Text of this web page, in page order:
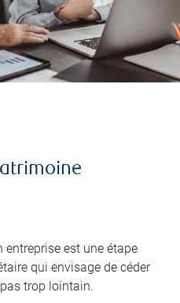
entreprise est une étape
qui envisage de céder
trop lointain.